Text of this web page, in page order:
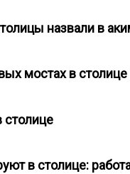
назвали в
мостах в
столице
в столице: